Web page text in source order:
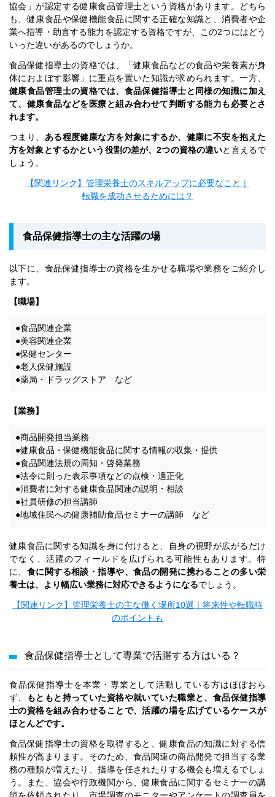
協会」が認定する健康食品管理士という資格があります。どちら
も、健康食品や保健機能食品に関する正確な知識と、消費者や企
業へ指導・助言する能力を認定する資格ですが、この2つにはどう
いった違いがあるのでしょうか。
食品保健指導士の資格では、「健康食品などの食品や栄養素が身
体におよぼす影響」に重点を置いた知識が求められます。一方、
健康食品管理士の資格では、食品保健指導士と同様の知識に加え
て、健康食品などを医療と組み合わせて判断する能力も必要とさ
れます。
つまり、 ある程度健康な方を対象にするか、健康に不安を抱えた
方を対象とするかという役割の差が、2つの資格の違いと言えるで
しょう。
【関連リンク】管理栄養士のスキルアップに必要なこと｜
転職を成功させるためには？
食品保健指導士の主な活躍の場
以下に、食品保健指導士の資格を生かせる職場や業務をご紹介し
ます。
【職場】
●食品関連企業
●美容関連企業
●保健センター
●老人保健施設
●薬局・ドラッグストア など
【業務】
●商品開発担当業務
●健康食品・保健機能食品に関する情報の収集・提供
●食品関連法規の周知・啓発業務
●法令に則った表示事項などの点検・適正化
●消費者に対する健康食品関連の説明・相談
●社員研修の担当講師
●地域住民への健康補助食品セミナーの講師 など
健康食品に関する知識を身に付けると、自身の視野が広がるだけ
でなく、活躍のフィールドを広げられる可能性もあります。特
に、 食に関する相談・指導や、食品の開発に携わることの多い栄
養士は、より幅広い業務に対応できるようになるでしょう。
【関連リンク】管理栄養士の主な働く場所10選｜将来性や転職時
のポイントも
食品保健指導士として専業で活躍する方はいる？
食品保健指導士を本業・専業として活動している方はほぼおら
ず、
もともと持っていた資格や就いていた職業と、食品保健指導
士の資格を組み合わせることで、活躍の場を広げているケースが
ほとんどです。
食品保健指導士の資格を取得すると、健康食品の知識に対する信
頼性が高まります。そのため、食品関連の商品開発で担当する業
務の種類が増えたり、指導を任されたりする機会も増えるでしょ
う。また、協会や行政機関から、健康食品に関するセミナーの講